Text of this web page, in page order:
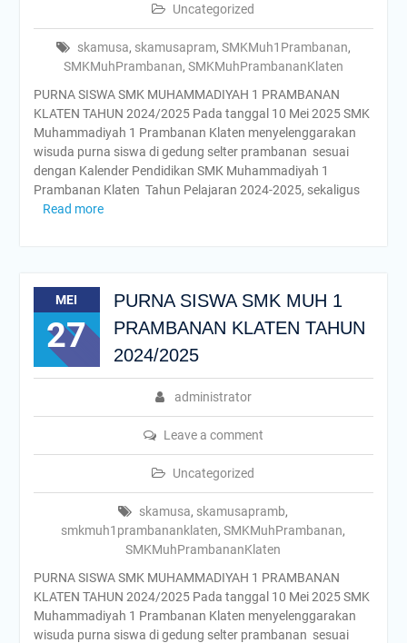
Uncategorized
skamusa, skamusapram, SMKMuh1Prambanan,
SMKMuhPrambanan, SMKMuhPrambananKlaten
PURNA SISWA SMK MUHAMMADIYAH 1 PRAMBANAN
KLATEN TAHUN 2024/2025 Pada tanggal 10 Mei 2025 SMK
Muhammadiyah 1 Prambanan Klaten menyelenggarakan
wisuda purna siswa di gedung selter prambanan sesuai
dengan Kalender Pendidikan SMK Muhammadiyah 1
Prambanan Klaten Tahun Pelajaran 2024-2025, sekaligus
Read more
MEI
27
PURNA SISWA SMK MUH 1
PRAMBANAN KLATEN TAHUN
2024/2025
administrator
Leave a comment
Uncategorized
skamusa, skamusapramb,
smkmuh1prambananklaten,SMKMuhPrambanan,
SMKMuhPrambananKlaten
PURNA SISWA SMK MUHAMMADIYAH 1 PRAMBANAN
KLATEN TAHUN 2024/2025 Pada tanggal 10 Mei 2025 SMK
Muhammadiyah 1 Prambanan Klaten menyelenggarakan
wisuda purna siswa di gedung selter prambanan sesuai